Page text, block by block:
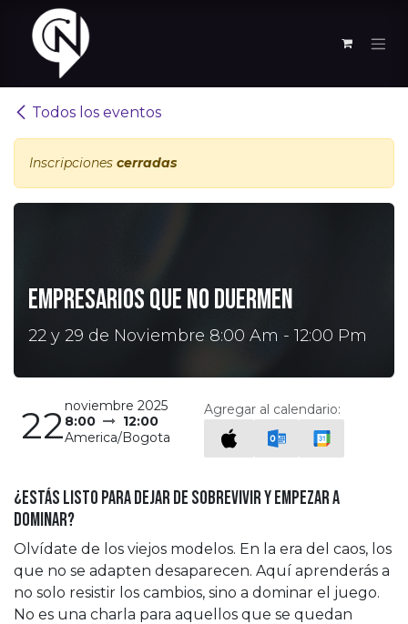
Ir al contenido
Todos los eventos
Inscripciones cerradas
Empresarios que No Duermen
22 y 29 de Noviembre 8:00 Am - 12:00 Pm
22noviembre 2025
8:00
12:00
America/Bogota
Agregar al calendario:
¿Estás listo para dejar de sobrevivir y empezar a
dominar?
Olvídate de los viejos modelos. En la era del caos, los
que no se adapten desaparecen. Aquí aprenderás a
no solo resistir los cambios, sino a dominar el juego.
No es una charla para aquellos que se quedan